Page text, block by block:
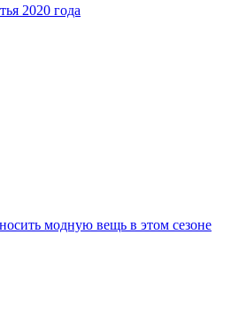
2020 года
модную вещь в этом сезоне